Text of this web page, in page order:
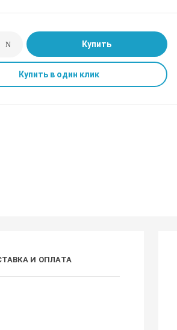
Купить
Купить в один клик
И ОПЛАТА